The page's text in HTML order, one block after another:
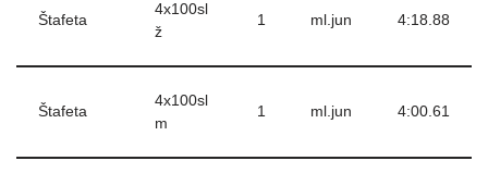
Štafeta
4x100sl
ž
1 ml.jun 4:18.88
Štafeta
4x100sl
m
1 ml.jun 4:00.61